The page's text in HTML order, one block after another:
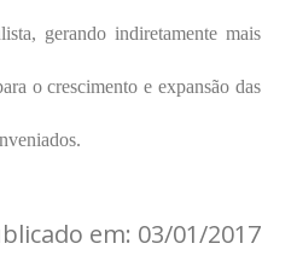
gerando indiretamente mais
o crescimento e expansão das
em: 03/01/2017